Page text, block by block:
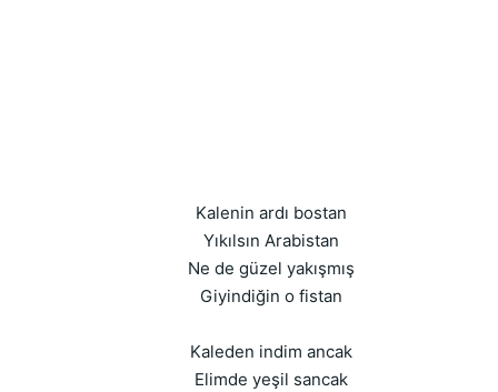
Kalenin ardı bostan
Yıkılsın Arabistan
Ne de güzel yakışmış
Giyindiğin o fistan
Kaleden indim ancak
Elimde yeşil sancak